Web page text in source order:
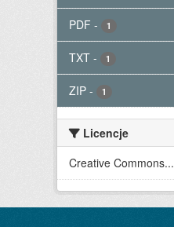
PDF - 1
TXT - 1
ZIP - 1
Licencje
Creative Commons...